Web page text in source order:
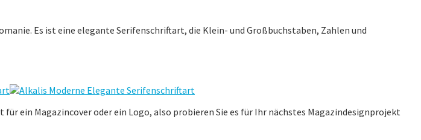
Es ist eine elegante Serifenschriftart, die Klein- und Großbuchstaben, Zahlen und
ein Magazincover oder ein Logo, also probieren Sie es für Ihr nächstes Magazindesignprojekt